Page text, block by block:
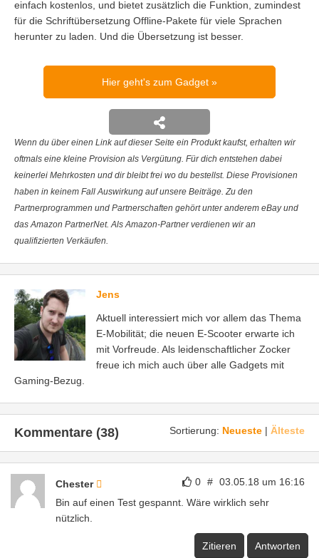
einfach kostenlos, und bietet zusätzlich die Funktion, zumindest
für die Schriftübersetzung Offline-Pakete für viele Sprachen
herunter zu laden. Und die Übersetzung ist besser.
Hier geht's zum Gadget
Wenn du über einen Link auf dieser Seite ein Produkt kaufst, erhalten wir
oftmals eine kleine Provision als Vergütung. Für dich entstehen dabei
keinerlei Mehrkosten und dir bleibt frei wo du bestellst. Diese Provisionen
haben in keinem Fall Auswirkung auf unsere Beiträge. Zu den
Partnerprogrammen und Partnerschaften gehört unter anderem eBay und
das Amazon PartnerNet. Als Amazon-Partner verdienen wir an
qualifizierten Verkäufen.
Jens
Aktuell interessiert mich vor allem das Thema
E-Mobilität; die neuen E-Scooter erwarte ich
mit Vorfreude. Als leidenschaftlicher Zocker
freue ich mich auch über alle Gadgets mit
Gaming-Bezug.
Sortierung: Neueste | Älteste
Kommentare (38)
0 # 03.05.18 um 16:16
Chester
Bin auf einen Test gespannt. Wäre wirklich sehr
nützlich.
Zitieren Antworten